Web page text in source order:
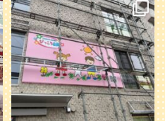
『ぴっころ山鼻』オープンに向けて
準備が着々と進んでいます。
皆さんお楽しみに〜
...
26 0